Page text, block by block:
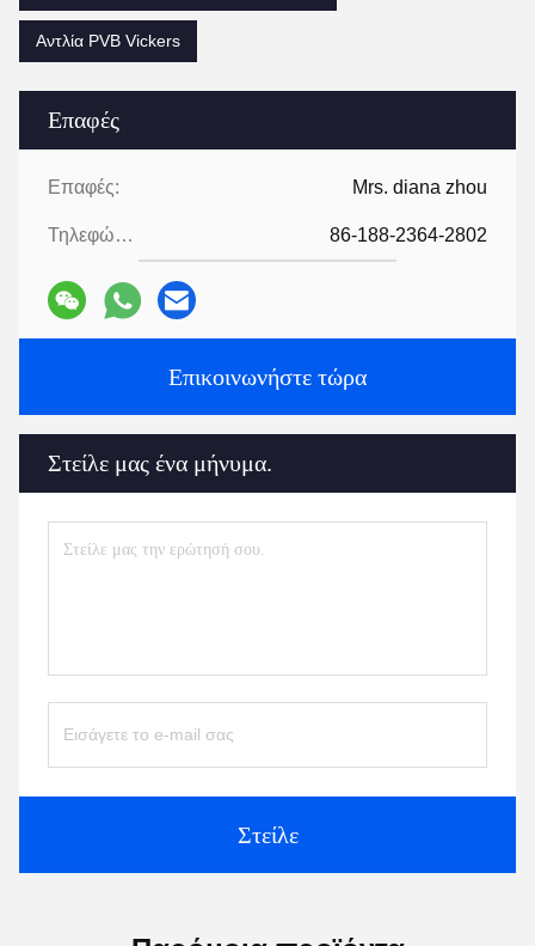
Επαφές
Επαφές: Mrs. diana zhou
Τηλεφώνημα: 86-188-2364-2802
Επικοινωνήστε τώρα
Στείλε μας ένα μήνυμα.
Στείλε
Αντλία PVB Vickers